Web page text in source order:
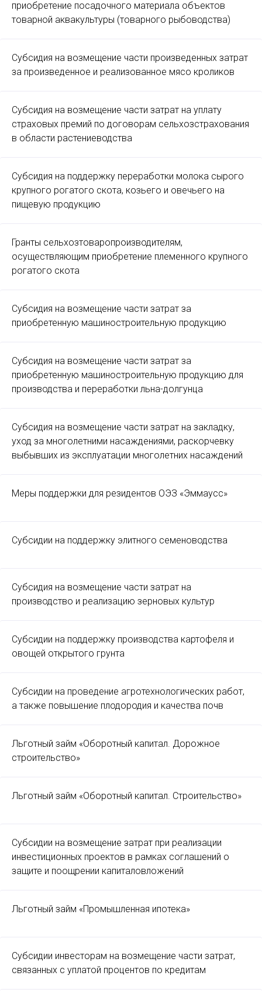
приобретение посадочного материала объектов
товарной аквакультуры (товарного рыбоводства)
Субсидия на возмещение части произведенных затрат
за произведенное и реализованное мясо кроликов
Субсидия на возмещение части затрат на уплату
страховых премий по договорам сельхозстрахования
в области растениеводства
Субсидия на поддержку переработки молока сырого
крупного рогатого скота, козьего и овечьего на
пищевую продукцию
Гранты сельхозтоваропроизводителям,
осуществляющим приобретение племенного крупного
рогатого скота
Субсидия на возмещение части затрат за
приобретенную машиностроительную продукцию
Субсидия на возмещение части затрат за
приобретенную машиностроительную продукцию для
производства и переработки льна-долгунца
Субсидия на возмещение части затрат на закладку,
уход за многолетними насаждениями, раскорчевку
выбывших из эксплуатации многолетних насаждений
Меры поддержки для резидентов ОЭЗ «Эммаусс»
Субсидии на поддержку элитного семеноводства
Субсидия на возмещение части затрат на
производство и реализацию зерновых культур
Субсидии на поддержку производства картофеля и
овощей открытого грунта
Субсидии на проведение агротехнологических работ,
а также повышение плодородия и качества почв
Льготный займ «Оборотный капитал. Дорожное
строительство»
Льготный займ «Оборотный капитал. Строительство»
Субсидии на возмещение затрат при реализации
инвестиционных проектов в рамках соглашений о
защите и поощрении капиталовложений
Льготный займ «Промышленная ипотека»
Субсидии инвесторам на возмещение части затрат,
связанных с уплатой процентов по кредитам